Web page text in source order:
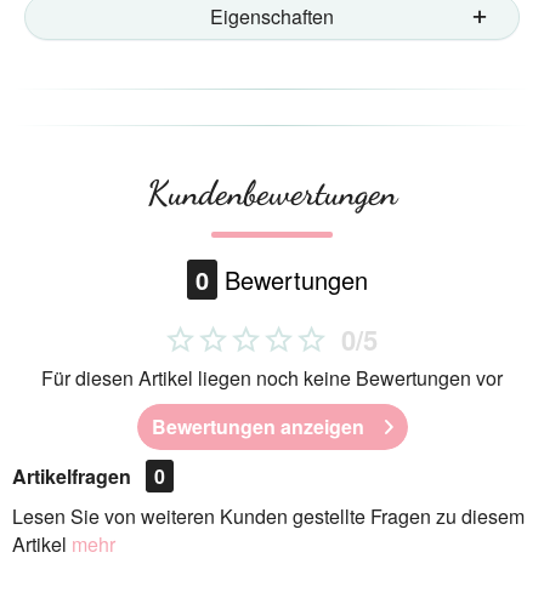
Eigenschaften
Kundenbewertungen
0 Bewertungen
0/5
Für diesen Artikel liegen noch keine Bewertungen vor
Bewertungen anzeigen
Artikelfragen
0
Lesen Sie von weiteren Kunden gestellte Fragen zu diesem
Artikel mehr